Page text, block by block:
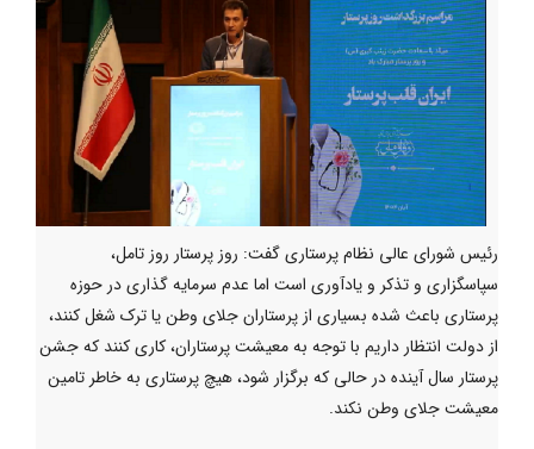
رئیس شورای عالی نظام پرستاری گفت: روز پرستار روز تامل،
سپاسگزاری و تذکر و یادآوری است اما عدم سرمایه گذاری در حوزه
پرستاری باعث شده بسیاری از پرستاران جلای وطن یا ترک شغل کنند،
از دولت انتظار داریم با توجه به معیشت پرستاران، کاری کنند که جشن
پرستار سال آینده در حالی که برگزار شود، هیچ پرستاری به خاطر تامین
معیشت جلای وطن نکند.